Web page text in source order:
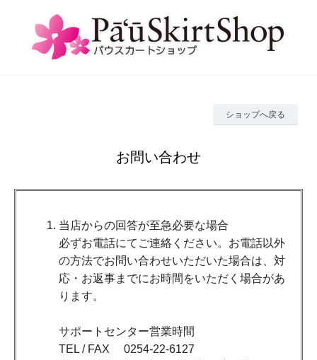
ショップへ戻る
お問い合わせ
当店からの回答が至急必要な場合
必ずお電話にてご連絡ください。お電話以外
の方法でお問い合わせいただいた場合は、対
応・お返事までにお時間をいただく場合があ
ります。
サポートセンター営業時間
TEL / FAX 0254-22-6127